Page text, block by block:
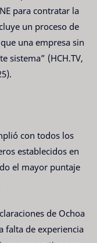
para contratar la
un proceso de
una empresa sin
sistema” (HCH.TV,
con todos los
establecidos en
el mayor puntaje
de Ochoa
falta de experiencia